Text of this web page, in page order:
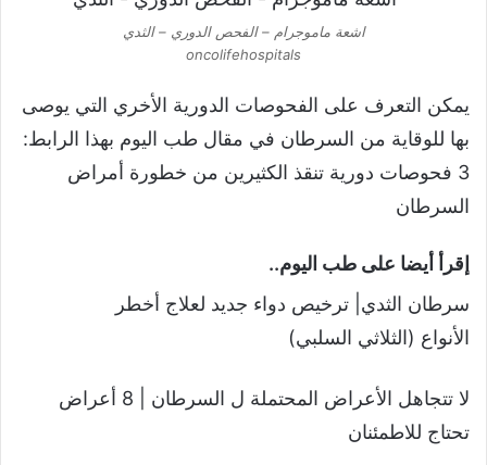
اشعة ماموجرام – الفحص الدوري – الثدي
oncolifehospitals
يمكن التعرف على الفحوصات الدورية الأخري التي يوصى
بها للوقاية من السرطان في مقال طب اليوم بهذا الرابط:
3 فحوصات دورية تنقذ الكثيرين من خطورة أمراض
السرطان
إقرأ أيضا على طب اليوم..
سرطان الثدي| ترخيص دواء جديد لعلاج أخطر
الأنواع (الثلاثي السلبي)
لا تتجاهل الأعراض المحتملة ل السرطان | 8 أعراض
تحتاج للاطمئنان